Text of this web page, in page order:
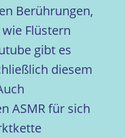
Berührungen,
Flüstern
gibt es
diesem
ASMR für sich